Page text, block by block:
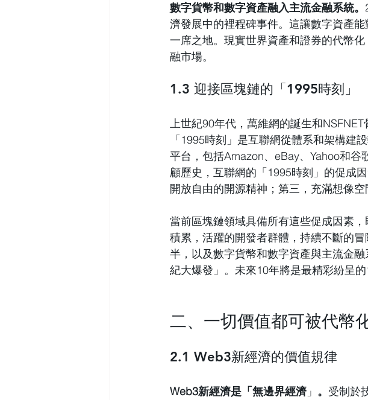
數字貨幣和數字資產融入主流金融系統。
濟發展中的裡程碑事件。這讓數字資產
一席之地。現實世界資產和證券的代幣
融市場。
1.3 迎接區塊鏈的 「 1995時刻 」
上世紀90年代，萬維網的誕生和
「1995時刻 」 是互聯網從體系和架構建
平台，包括Amazon、eBay、Yahoo和
顧歷史，互聯網的 「1995時刻 」 的促成
開放自由的開源精神；第三，充滿想像空
當前區塊鏈領域具備所有這些促成因素
積累，活躍的開發者群體，持續不斷的
半，以及數字貨幣和數字資產與主流金
紀大爆發 」 。未來10年將是最精彩紛呈
二、一切價值都可被代幣
2.1 Web3新經濟的價值規律
Web3新經濟是 「無邊界經濟 」 。 受制於